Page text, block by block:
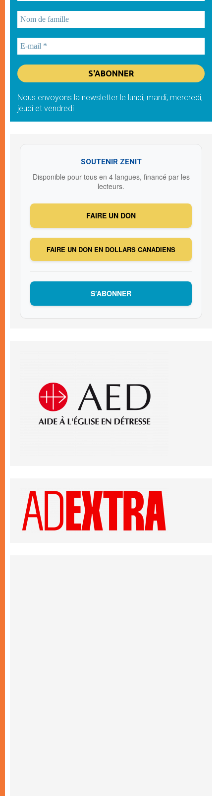
Nous envoyons la newsletter le lundi, mardi, mercredi,
jeudi et vendredi
SOUTENIR ZENIT
Disponible pour tous en 4 langues, financé par les
lecteurs.
FAIRE UN DON
FAIRE UN DON EN DOLLARS CANADIENS
S’ABONNER